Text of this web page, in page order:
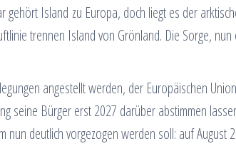
gehört Island zu Europa, doch liegt es der
trennen Island von Grönland. Die Sorge,
angestellt werden, der Europäischen
seine Bürger erst 2027 darüber abstimmen
deutlich vorgezogen werden soll: auf August